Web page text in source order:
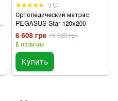
3
Ортопедический матрас
PEGASUS Star 120x200
6 608 грн 16 520 грн
В наличии
Купить